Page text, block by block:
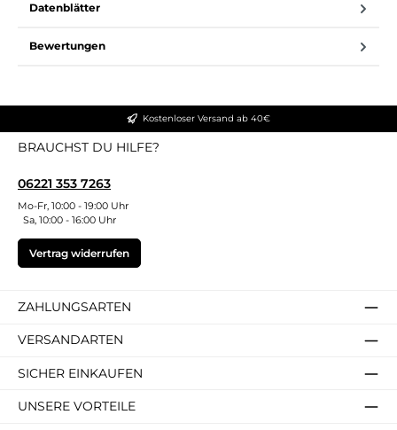
Datenblätter
Bewertungen
Kostenloser Versand ab 40€
BRAUCHST DU HILFE?
06221 353 7263
Mo-Fr, 10:00 - 19:00 Uhr
Sa, 10:00 - 16:00 Uhr
Vertrag widerrufen
ZAHLUNGSARTEN
VERSANDARTEN
SICHER EINKAUFEN
UNSERE VORTEILE